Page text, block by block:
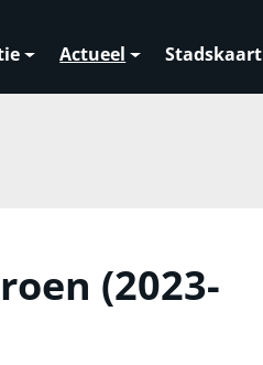
Actueel Stadskaart
(2023-